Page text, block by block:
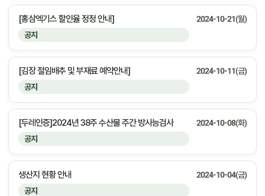
공지
[홍삼엑기스 할인율 정정 안내] 2024-10-21(월)
공지
[김장 절임배추 및 부재료 예약안내] 2024-10-11(금)
공지
[두레인증]2024년 38주 수산물 주간 방사능검사 2024-10-08(화)
공지
생산지 현황 안내 2024-10-04(금)